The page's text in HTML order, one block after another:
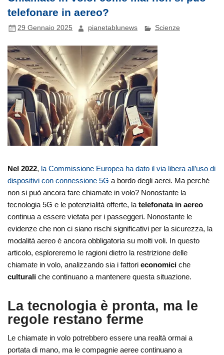
telefonare in aereo?
29 Gennaio 2025 pianetablunews Scienze
Nel 2022, la Commissione Europea ha dato il via libera all’uso di
dispositivi con connessione 5G a bordo degli aerei. Ma perché
non si può ancora fare chiamate in volo? Nonostante la
tecnologia 5G e le potenzialità offerte, latelefonata in aereo
continua a essere vietata per i passeggeri. Nonostante le
evidenze che non ci siano rischi significativi per la sicurezza, la
modalità aereo è ancora obbligatoria su molti voli. In questo
articolo, esploreremo le ragioni dietro la restrizione delle
chiamate in volo, analizzando sia i fattorieconomici che
culturali che continuano a mantenere questa situazione.
La tecnologia è pronta, ma le
regole restano ferme
Le chiamate in volo potrebbero essere una realtà ormai a
portata di mano, ma le compagnie aeree continuano a